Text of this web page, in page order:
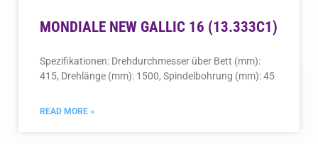
MONDIALE NEW GALLIC 16 (13.333C1)
Spezifikationen: Drehdurchmesser über Bett (mm):
415, Drehlänge (mm): 1500, Spindelbohrung (mm): 45
READ MORE »